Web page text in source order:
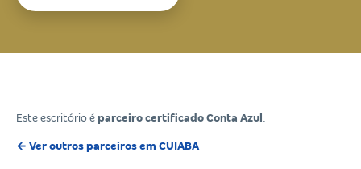
Este escritório é parceiro certificado Conta Azul
← Ver outros parceiros em CUIABA